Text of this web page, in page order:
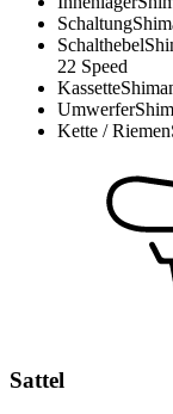
Schaltung
Schalthebel
22 Speed
Kassette
Umwerfer
Kette / Riemen
Sattel